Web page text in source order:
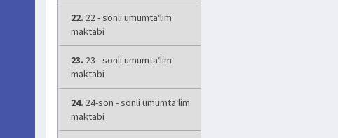
22. 22 - sonli umumta‘lim
maktabi
23. 23 - sonli umumta‘lim
maktabi
24. 24-son - sonli umumta‘lim
maktabi